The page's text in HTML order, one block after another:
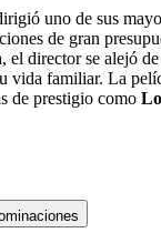
uno de sus
de gran
el director se alejó
vida familiar. La
de prestigio como